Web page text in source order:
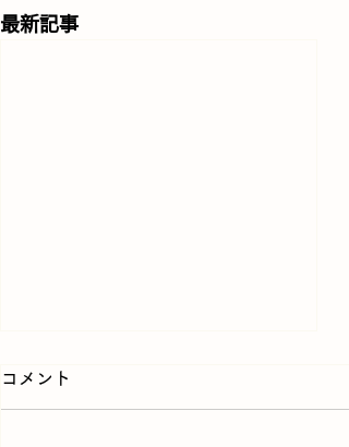
最新記事
コメント